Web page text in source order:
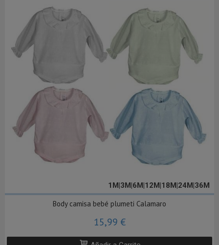
1M|3M|6M|12M|18M|24M|36M
Body camisa bebé plumeti Calamaro
15,99 €